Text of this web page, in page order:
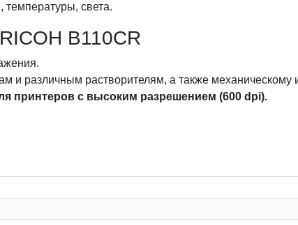
температуры, света.
B110CR
и различным растворителям, а также механическому
принтеров с высоким разрешением (600 dpi).